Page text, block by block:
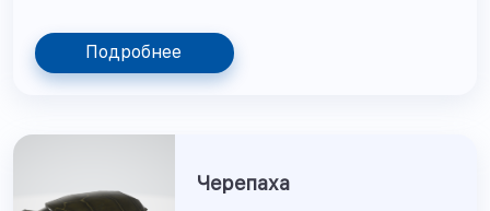
Подробнее
Черепаха